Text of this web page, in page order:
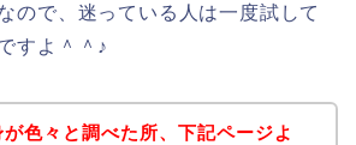
ので、迷っている人は一度試して
すよ＾＾♪
色々と調べた所、下記ページよ